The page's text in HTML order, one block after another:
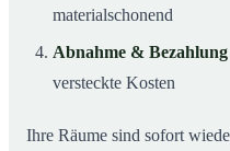
materialschonend
Abnahme & Bezahlung
versteckte Kosten
Ihre Räume sind sofort